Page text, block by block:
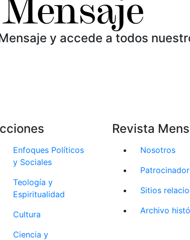
y accede a todos
Enfoques Políticos
y Sociales
Teología y
Espiritualidad
Cultura
Ciencia y
Revista
Nosotros
Sitios
Archivo